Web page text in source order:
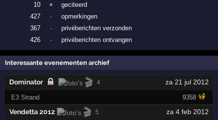
10
×
geciteerd
427
·
opmerkingen
367
·
privéberichten verzonden
426
· privéberichten ontvangen
Interessante evenementen archief
Dominator 🎬 4 za 21 jul 2012
E3 Strand 9358
Vendetta 2012 🎬 5 za 4 feb 2012